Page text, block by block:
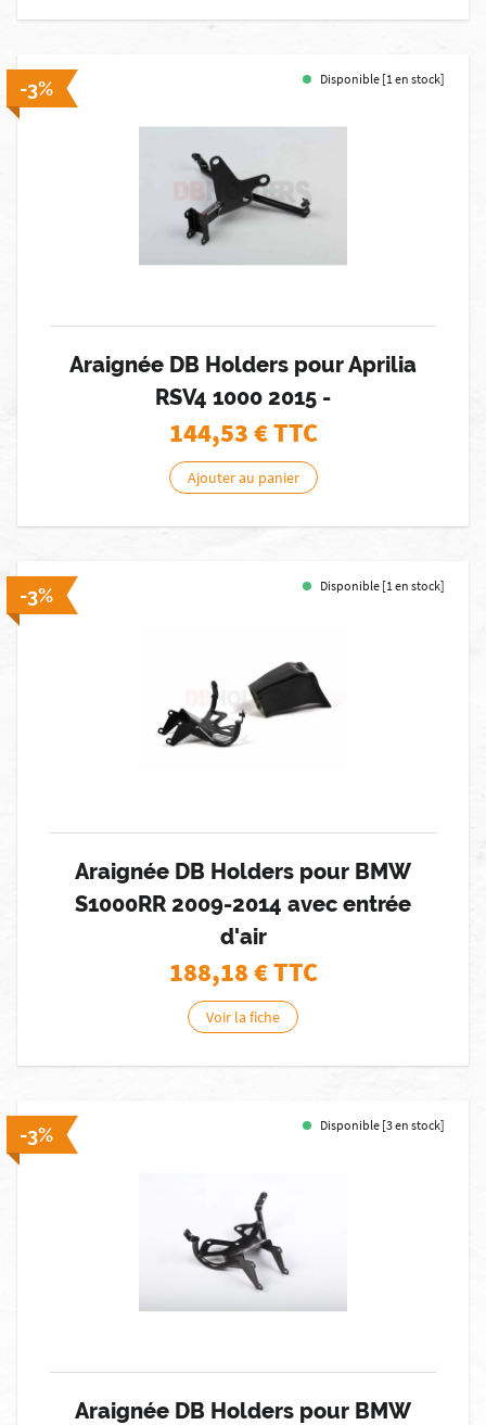
-3% Disponible [1 en stock]
Araignée DB Holders pour Aprilia
RSV4 1000 2015 -
144,53€ TTC
Ajouter au panier
-3% Disponible [1 en stock]
Araignée DB Holders pour BMW
S1000RR 2009-2014 avec entrée
d'air
188,18€ TTC
Voir la fiche
-3% Disponible [3 en stock]
Araignée DB Holders pour BMW